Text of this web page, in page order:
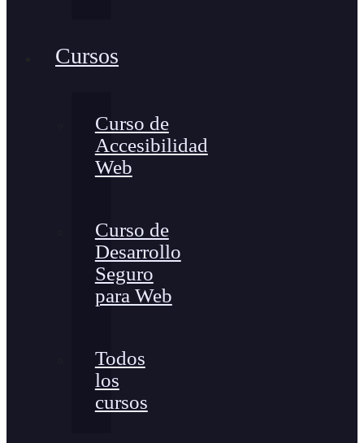
Cursos
Curso de
Accesibilidad
Web
Curso de
Desarrollo
Seguro
para Web
Todos
los
cursos